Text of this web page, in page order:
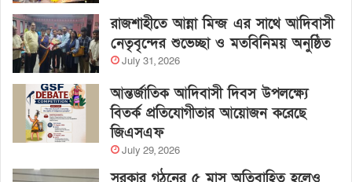
রাজশাহীতে আন্না মিন্জ এর সাথে আদিবাসী
নেতৃবৃন্দের শুভেচ্ছা ও মতবিনিময় অনুষ্ঠিত
July 31, 2026
আন্তর্জাতিক আদিবাসী দিবস উপলক্ষ্যে
বিতর্ক প্রতিযোগীতার আয়োজন করেছে
জিএসএফ
July 29, 2026